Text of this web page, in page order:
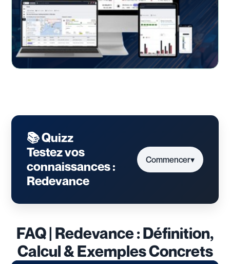
📚 Quizz
Testez vos
connaissances :
Redevance
Commencer▾
FAQ | Redevance : Définition,
Calcul & Exemples Concrets